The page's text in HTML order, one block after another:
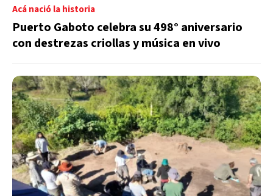
Acá nació la historia
Puerto Gaboto celebra su 498° aniversario
con destrezas criollas y música en vivo